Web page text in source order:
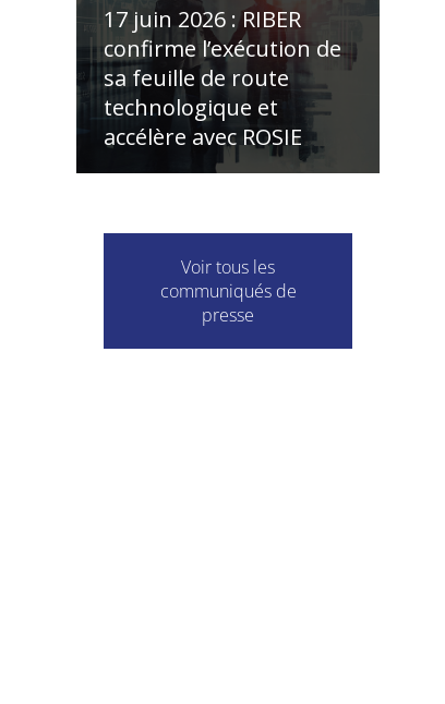
17 juin 2026 : RIBER
confirme l’exécution de
sa feuille de route
technologique et
accélère avec ROSIE
Voir tous les
communiqués de
presse